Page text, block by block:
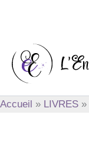
contenu
Accueil LIVRES